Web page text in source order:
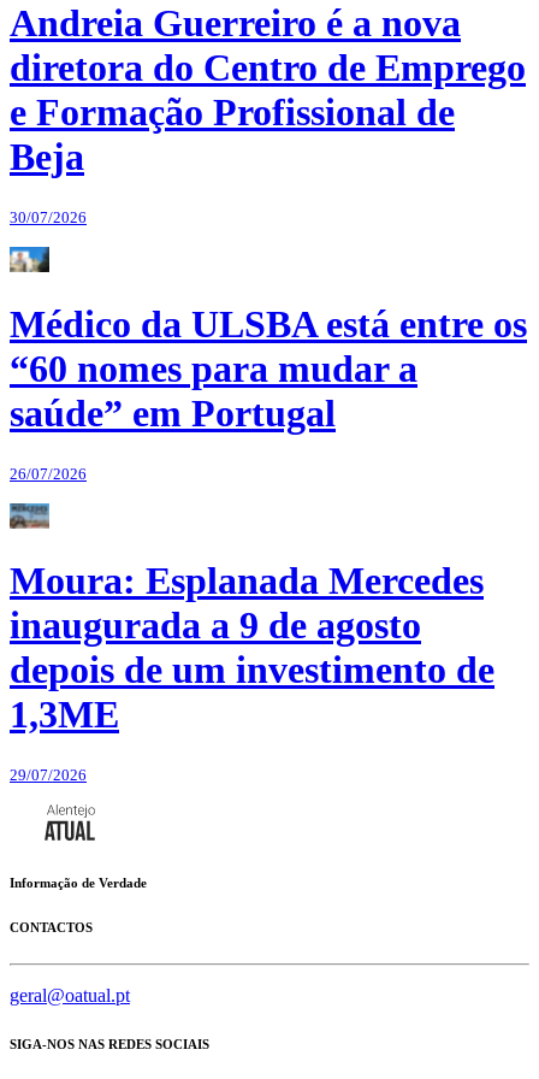
Andreia Guerreiro é a nova
diretora do Centro de Emprego
e Formação Profissional de
Beja
30/07/2026
Médico da ULSBA está entre os
“60 nomes para mudar a
saúde” em Portugal
26/07/2026
Moura: Esplanada Mercedes
inaugurada a 9 de agosto
depois de um investimento de
1,3ME
29/07/2026
Informação de Verdade
CONTACTOS
geral@oatual.pt
SIGA-NOS NAS REDES SOCIAIS